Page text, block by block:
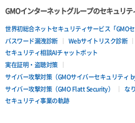
GMOインターネットグループのセキュリ
世界初総合ネットセキュリティサービス「GMOセ
パスワード漏洩診断
Webサイトリスク診断
セキュリティ相談AIチャットボット
実在証明・盗聴対策
サイバー攻撃対策（GMOサイバーセキュリティ
サイバー攻撃対策（GMO Flatt Security）
な
セキュリティ事業の軌跡